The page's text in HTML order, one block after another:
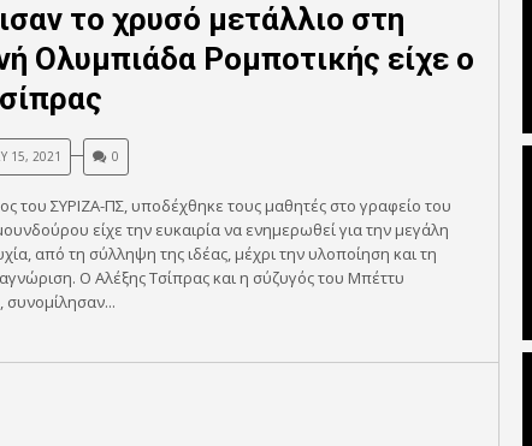
το χρυσό μετάλλιο στη
Ολυμπιάδα Ρομποτικής είχε ο
15, 2021 0
του ΣΥΡΙΖΑ-ΠΣ, υποδέχθηκε τους μαθητές στο γραφείο του
είχε την ευκαιρία να ενημερωθεί για την μεγάλη
από τη σύλληψη της ιδέας, μέχρι την υλοποίηση και τη
Ο Αλέξης Τσίπρας και η σύζυγός του Μπέττυ